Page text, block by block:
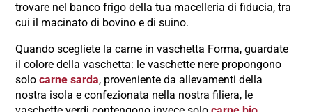
trovare nel banco frigo della tua macelleria di fiducia, tra
cui il macinato di bovino e di suino.
Quando scegliete la carne in vaschetta Forma, guardate
il colore della vaschetta: le vaschette nere propongono
solocarne sarda, proveniente da allevamenti della
nostra isola e confezionata nella nostra filiera, le